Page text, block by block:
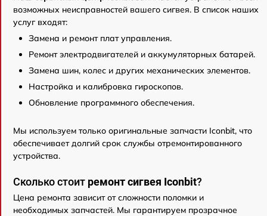
возможных неисправностей вашего сигвея. В список наших
услуг входят:
Замена и ремонт плат управления.
Ремонт электродвигателей и аккумуляторных батарей.
Замена шин, колес и других механических элементов.
Настройка и калибровка гироскопов.
Обновление программного обеспечения.
Мы используем только оригинальные запчасти Iconbit, что
обеспечивает долгий срок службы отремонтированного
устройства.
Сколько стоит ремонт сигвея Iconbit?
Цена ремонта зависит от сложности поломки и
необходимых запчастей. Мы гарантируем прозрачное